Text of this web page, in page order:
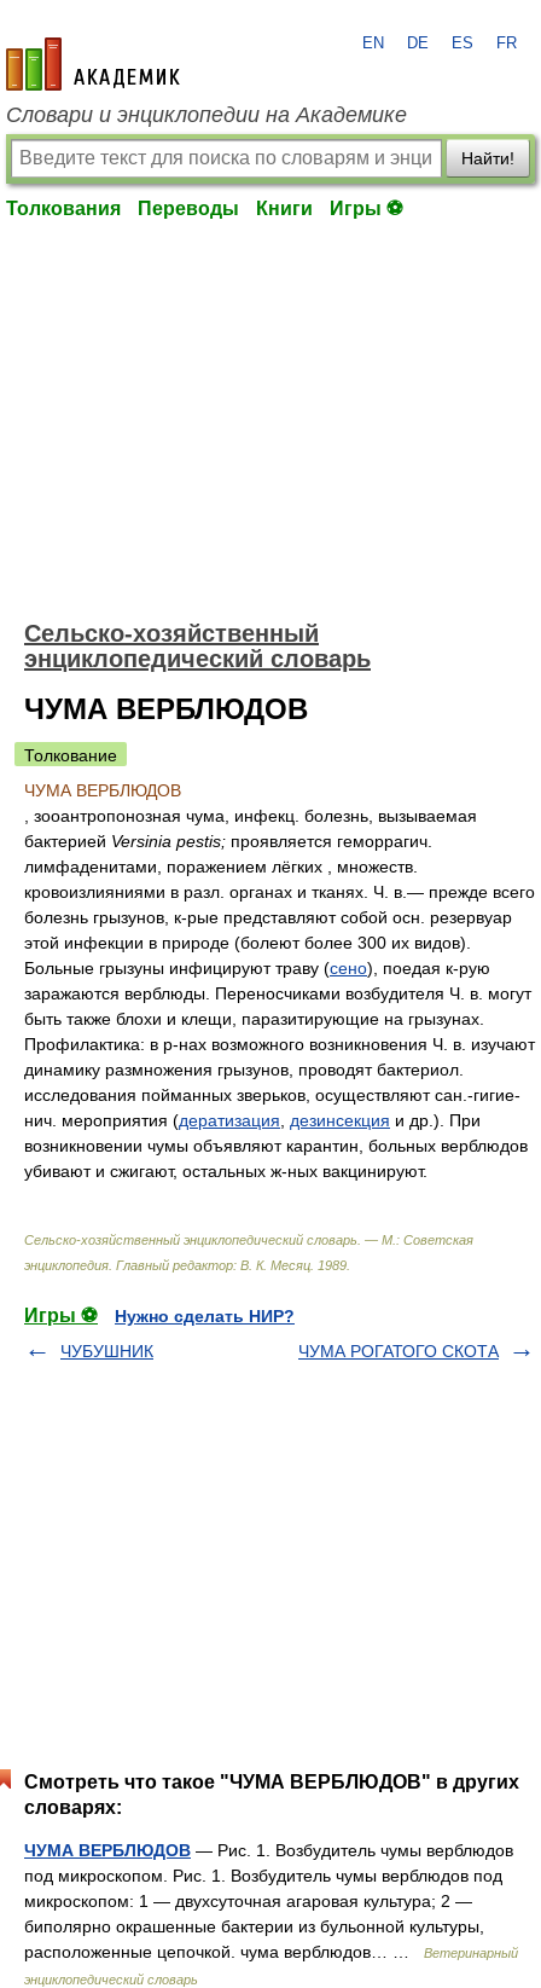
academic.ru
EN DE ES FR
Словари и энциклопедии на Академике
Найти!
Толкования Переводы Книги Игры ⚽
Сельско-хозяйственный
энциклопедический словарь
ЧУМА ВЕРБЛЮДОВ
Толкование
ЧУМА ВЕРБЛЮДОВ
, зооантропонозная чума, инфекц. болезнь, вызываемая
бактерией Versinia pestis; проявляется геморрагич.
лимфаденитами, поражением лёгких , множеств.
кровоизлияниями в разл. органах и тканях. Ч. в.— прежде всего
болезнь грызунов, к-рые представляют собой осн. резервуар
этой инфекции в природе (болеют более 300 их видов).
Больные грызуны инфицируют траву (сено), поедая к-рую
заражаются верблюды. Переносчиками возбудителя Ч. в. могут
быть также блохи и клещи, паразитирующие на грызунах.
Профилактика: в р-нах возможного возникновения Ч. в. изучают
динамику размножения грызунов, проводят бактериол.
исследования пойманных зверьков, осуществляют сан.-гигие-
нич. мероприятия (дератизация дезинсекция и др.). При
возникновении чумы объявляют карантин, больных верблюдов
убивают и сжигают, остальных ж-ных вакцинируют.
Сельско-хозяйственный энциклопедический словарь. — М.: Советская
энциклопедия Главный редактор: В. К. Месяц 1989
Игры ⚽
Нужно сделать НИР?
ЧУБУШНИК
ЧУМА РОГАТОГО СКОТА
Смотреть что такое "ЧУМА ВЕРБЛЮДОВ" в других
словарях:
ЧУМА ВЕРБЛЮДОВ — Рис. 1. Возбудитель чумы верблюдов
под микроскопом. Рис. 1. Возбудитель чумы верблюдов под
микроскопом: 1 — двухсуточная агаровая культура; 2 —
биполярно окрашенные бактерии из бульонной культуры,
расположенные цепочкой. чума верблюдов… …
Ветеринарный
энциклопедический словарь